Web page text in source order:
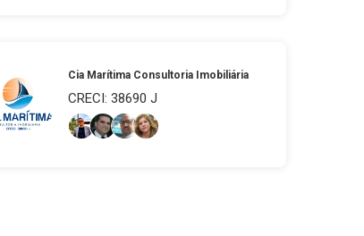
Cia Marítima Consultoria Imobiliária
CRECI: 38690 J